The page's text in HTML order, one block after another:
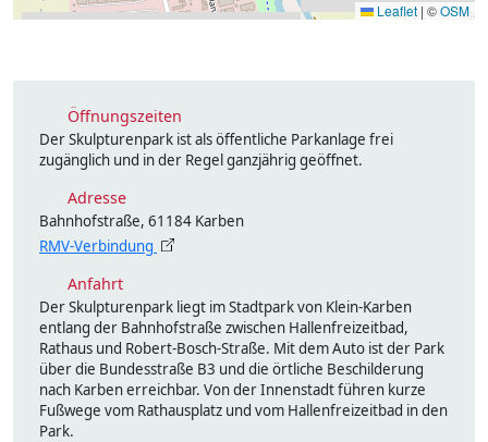
Leaflet | ©OSM
Öffnungszeiten
Der Skulpturenpark ist als öffentliche Parkanlage frei
zugänglich und in der Regel ganzjährig geöffnet.
Adresse
Bahnhofstraße, 61184 Karben
RMV-Verbindung
Anfahrt
Der Skulpturenpark liegt im Stadtpark von Klein-Karben
entlang der Bahnhofstraße zwischen Hallenfreizeitbad,
Rathaus und Robert-Bosch-Straße. Mit dem Auto ist der Park
über die Bundesstraße B3 und die örtliche Beschilderung
nach Karben erreichbar. Von der Innenstadt führen kurze
Fußwege vom Rathausplatz und vom Hallenfreizeitbad in den
Park.